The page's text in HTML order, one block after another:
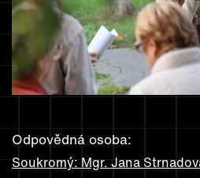
Odpovědná osoba:
Soukromý: Mgr. Jana